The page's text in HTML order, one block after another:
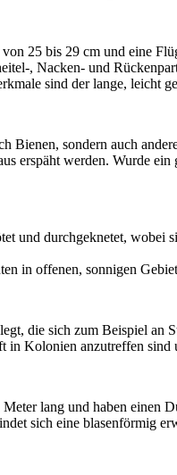
25 bis 29 cm und eine
, Nacken- und
sind der lange, leicht
Bienen, sondern auch
erspäht werden. Wurde
und durchgeknetet, wobei
in offenen, sonnigen
die sich zum Beispiel an
in Kolonien anzutreffen
lang und haben einen
sich eine blasenförmig